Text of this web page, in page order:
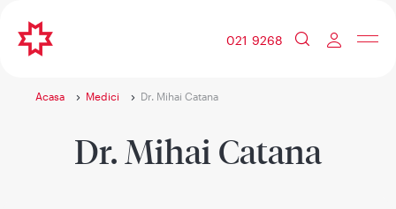
021 9268
Acasa Medici Dr. Mihai Catana
Dr. Mihai Catana